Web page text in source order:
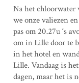
Na het chloorwater
we onze valiezen
pas om 20.27u ‘s
om in Lille door te
in het hotel en
Lille. Vandaag is
dagen, maar het is